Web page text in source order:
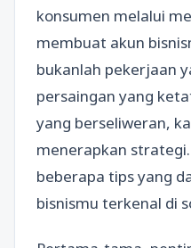
konsumen melalui
membuat akun
bukanlah pekerjaan
persaingan yang
yang berseliweran,
menerapkan
beberapa tips yang
bisnismu terkenal di